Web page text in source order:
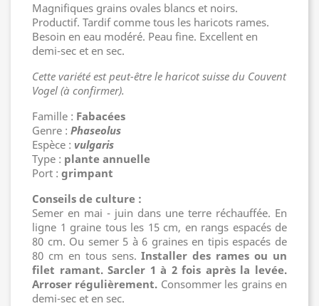
Magnifiques grains ovales blancs et noirs.
Productif. Tardif comme tous les haricots rames.
Besoin en eau modéré. Peau fine. Excellent en
demi-sec et en sec.
Cette variété est peut-être le haricot suisse du Couvent
Vogel (à confirmer).
Famille : Fabacées
Genre : Phaseolus
Espèce : vulgaris
Type : plante annuelle
Port : grimpant
Conseils de culture :
Semer en mai - juin dans une terre réchauffée. En
ligne 1 graine tous les 15 cm, en rangs espacés de
80 cm. Ou semer 5 à 6 graines en tipis espacés de
80 cm en tous sens. Installer des rames ou un
filet ramant. Sarcler 1 à 2 fois après la levée.
Arroser régulièrement. Consommer les grains en
demi-sec et en sec.